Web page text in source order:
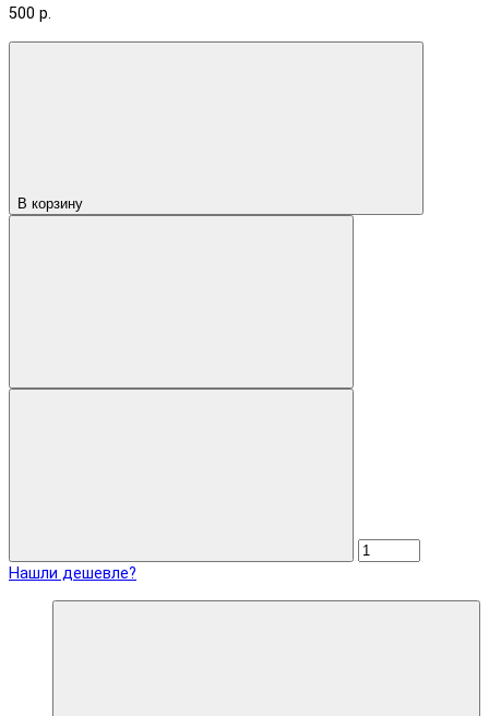
500 р.
В корзину
Нашли дешевле?